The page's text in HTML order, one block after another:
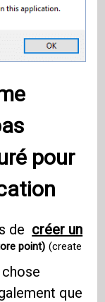
pour
de créer un
point) (create
que